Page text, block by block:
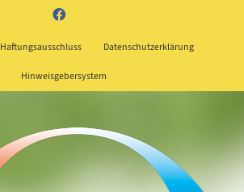
Facebook
Haftungsausschluss Datenschutzerklärung
Hinweisgebersystem